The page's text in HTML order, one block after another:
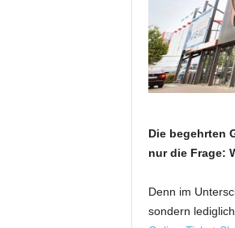
Die begehrten
nur die Frage:
Denn im
sondern